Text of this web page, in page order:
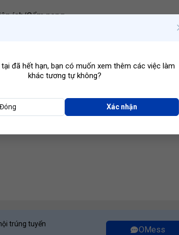
ích/Cẩm nang
Hóa Gia Cát Lợi
trúng tuyển
OMess
đã hết hạn, bạn có muốn xem thêm các việc làm
khác tương tự không?
Đóng Xác nhận